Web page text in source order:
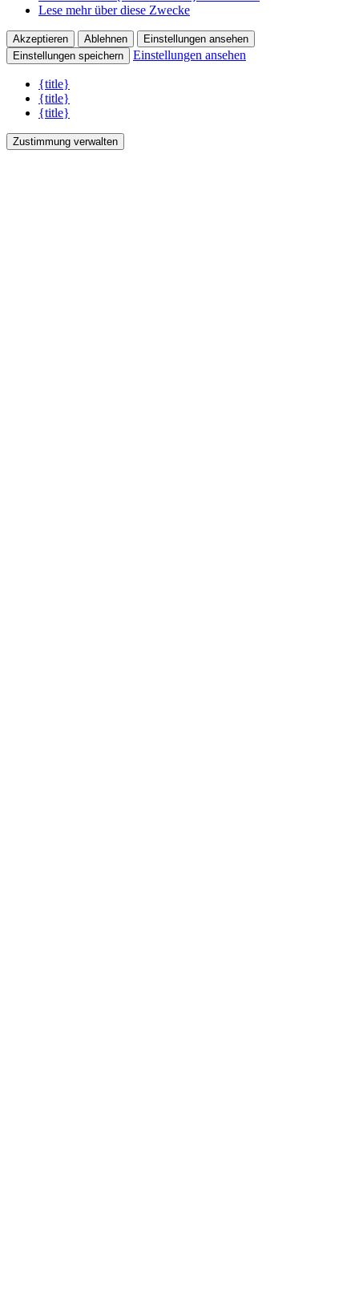
Lese mehr über diese Zwecke
Akzeptieren Ablehnen
Einstellungen ansehen
Einstellungen speichern
Einstellungen ansehen
{title}
{title}
{title}
Zustimmung verwalten